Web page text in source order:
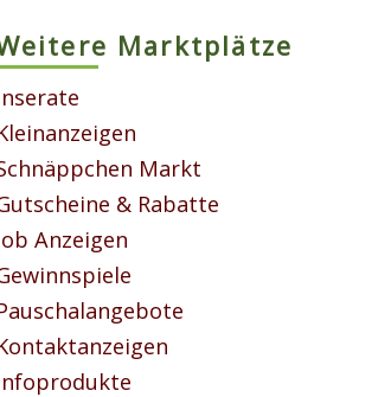
Marktplätze
Markt
& Rabatte
Anzeigen